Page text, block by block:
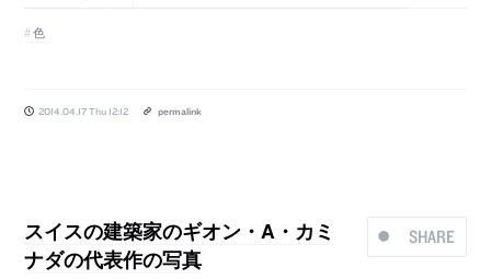
色
2014.04.17 Thu 12:12 permalink
SHARE
スイスの建築家のギオン・A・カミ
ナダの代表作の写真